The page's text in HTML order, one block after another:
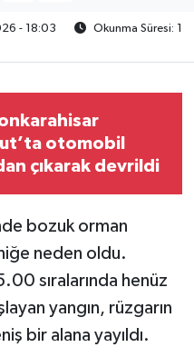
- 18:03
Okunma Süresi: 1
otomobil
çıkarak devrildi
bozuk orman
neden oldu.
sıralarında henüz
yangın, rüzgarın
bir alana yayıldı.